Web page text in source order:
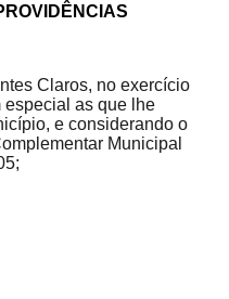
Claros, no exercício
especial as que lhe
e considerando o
Municipal